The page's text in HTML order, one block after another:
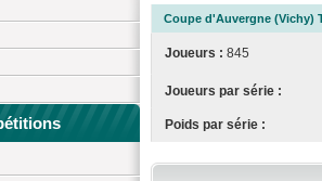
Coupe d'Auvergne (Vichy)
Joueurs : 845
Joueurs par série :
Poids par série :